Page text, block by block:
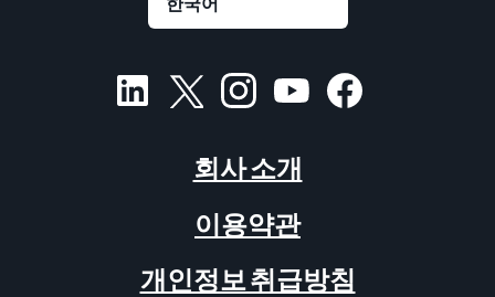
회사 소개
이용약관
개인정보 취급방침